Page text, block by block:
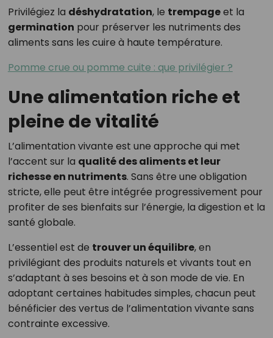
Privilégiez la déshydratation, le trempageet la
germination pour préserver les nutriments des
aliments sans les cuire à haute température.
Pomme crue ou pomme cuite : que privilégier ?
Une alimentation riche et
pleine de vitalité
L’alimentation vivante est une approche qui met
l’accent sur la qualité des aliments et leur
richesse en nutriments. Sans être une obligation
stricte, elle peut être intégrée progressivement pour
profiter de ses bienfaits sur l’énergie, la digestion et la
santé globale.
L’essentiel est de trouver un équilibre, en
privilégiant des produits naturels et vivants tout en
s’adaptant à ses besoins et à son mode de vie. En
adoptant certaines habitudes simples, chacun peut
bénéficier des vertus de l’alimentation vivante sans
contrainte excessive.